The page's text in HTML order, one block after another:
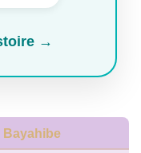
→
Bayahibe